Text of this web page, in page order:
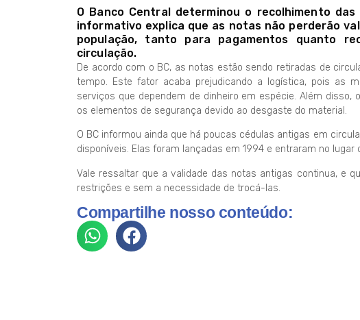
O Banco Central determinou o recolhimento
informativo explica que as notas não perderão
população, tanto para pagamentos quanto
circulação.
De acordo com o BC, as notas estão sendo retiradas de
tempo. Este fator acaba prejudicando a logística, pois as
serviços que dependem de dinheiro em espécie. Além
os elementos de segurança devido ao desgaste do material.
O BC informou ainda que há poucas cédulas antigas em
disponíveis. Elas foram lançadas em 1994 e entraram no lugar
Vale ressaltar que a validade das notas antigas continua, e
restrições e sem a necessidade de trocá-las.
Compartilhe nosso conteúdo: